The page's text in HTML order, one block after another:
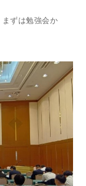
ずは勉強会か